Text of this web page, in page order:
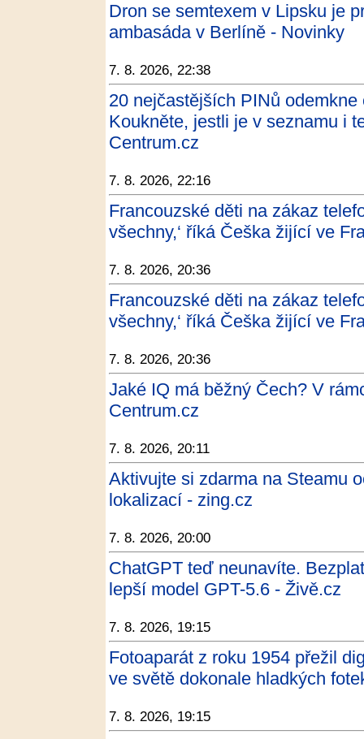
Dron se semtexem v Lipsku je
ambasáda v Berlíně - Novinky
7. 8. 2026, 22:38
20 nejčastějších PINů
Koukněte, jestli je v seznamu i
Centrum.cz
7. 8. 2026, 22:16
Francouzské děti na zákaz
všechny,‘ říká Češka žijící ve
7. 8. 2026, 20:36
Francouzské děti na zákaz
všechny,‘ říká Češka žijící ve
7. 8. 2026, 20:36
Jaké IQ má běžný Čech? V
Centrum.cz
7. 8. 2026, 20:11
Aktivujte si zdarma na Steamu
lokalizací - zing.cz
7. 8. 2026, 20:00
ChatGPT teď neunavíte.
lepší model GPT-5.6 - Živě.cz
7. 8. 2026, 19:15
Fotoaparát z roku 1954 přežil
ve světě dokonale hladkých
7. 8. 2026, 19:15